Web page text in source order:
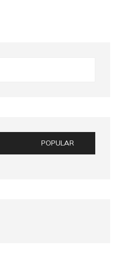
POPULAR